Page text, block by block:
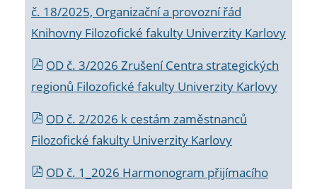
č. 18/2025, Organizační a provozní řád
Knihovny Filozofické fakulty Univerzity Karlovy
OD č. 3/2026 Zrušení Centra strategických
regionů Filozofické fakulty Univerzity Karlovy
OD č. 2/2026 k cestám zaměstnanců
Filozofické fakulty Univerzity Karlovy
OD č. 1_2026 Harmonogram přijímacího